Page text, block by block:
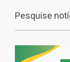
Pesquise